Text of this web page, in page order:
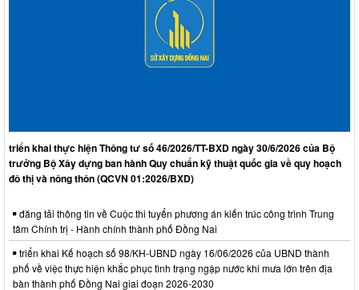
triển khai thực hiện Thông tư số 46/2026/TT-BXD ngày 30/6/2026 của Bộ
trưởng Bộ Xây dựng ban hành Quy chuẩn kỹ thuật quốc gia về quy hoạch
đô thị và nông thôn (QCVN 01:2026/BXD)
đăng tải thông tin về Cuộc thi tuyển phương án kiến trúc công trình Trung
tâm Chính trị - Hành chính thành phố Đồng Nai
triển khai Kế hoạch số 98/KH-UBND ngày 16/06/2026 của UBND thành
phố về việc thực hiện khắc phục tình trạng ngập nước khi mưa lớn trên địa
bàn thành phố Đồng Nai giai đoạn 2026-2030